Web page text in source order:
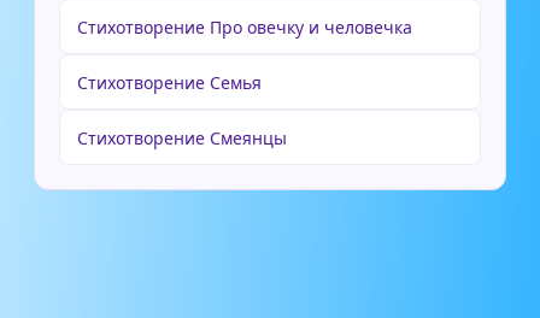
Стихотворение Про овечку и человечка
Стихотворение Семья
Стихотворение Смеянцы